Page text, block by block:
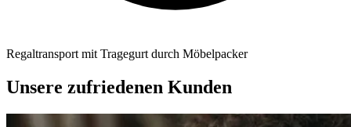
Regaltransport mit Tragegurt durch Möbelpacker
Unsere zufriedenen Kunden